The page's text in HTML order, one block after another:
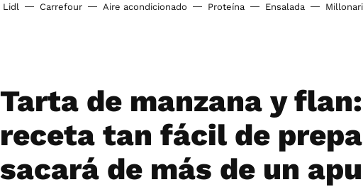
Lidl Carrefour Aire acondicionado Proteína Ensalada
Tarta de manzana y
receta tan fácil de
sacará de más de un